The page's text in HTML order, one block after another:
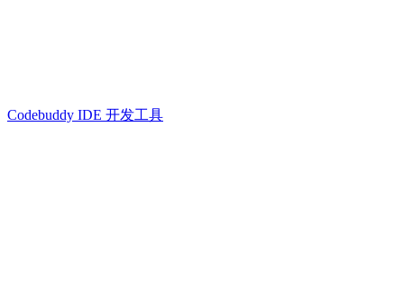
Codebuddy IDE 开发工具